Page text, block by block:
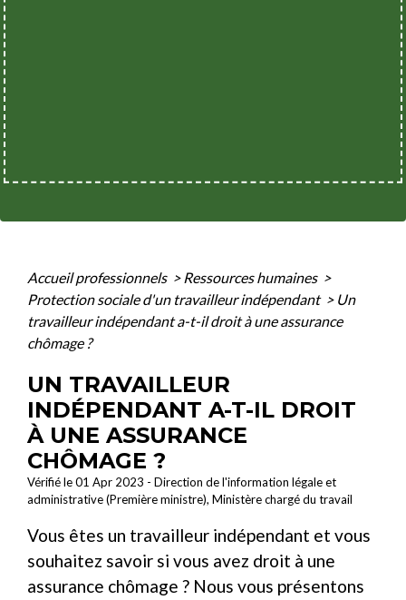
Accueil professionnels > Ressources humaines >
Protection sociale d'un travailleur indépendant > Un
travailleur indépendant a-t-il droit à une assurance
chômage ?
UN TRAVAILLEUR
INDÉPENDANT A-T-IL DROIT
À UNE ASSURANCE
CHÔMAGE ?
Vérifié le 01 Apr 2023 - Direction de l'information légale et
administrative (Première ministre), Ministère chargé du travail
Vous êtes un travailleur indépendant et vous
souhaitez savoir si vous avez droit à une
assurance chômage ? Nous vous présentons